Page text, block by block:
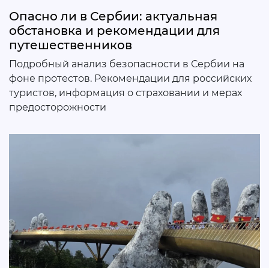
Опасно ли в Сербии: актуальная
обстановка и рекомендации для
путешественников
Подробный анализ безопасности в Сербии на
фоне протестов. Рекомендации для российских
туристов, информация о страховании и мерах
предосторожности